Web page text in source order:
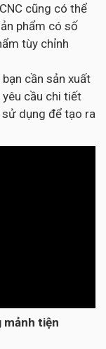
cũng có thể
phẩm có số
tùy chỉnh
cần sản xuất
cầu chi tiết
dụng để tạo ra
mảnh tiện